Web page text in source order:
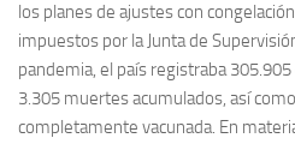
los planes de ajustes con
impuestos por la Junta de
pandemia, el país registraba
3.305 muertes acumulados, así
completamente vacunada. En